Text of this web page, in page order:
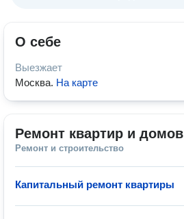
О себе
Выезжает
Москва. На карте
Ремонт квартир и домов
Ремонт и строительство
Капитальный ремонт квартиры